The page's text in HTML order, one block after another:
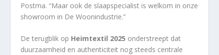
Postma. “Maar ook de slaapspecialist is welkom in onze
showroom in De Woonindustrie.”
De terugblik op Heimtextil 2025 onderstreept dat
duurzaamheid en authenticiteit nog steeds centrale